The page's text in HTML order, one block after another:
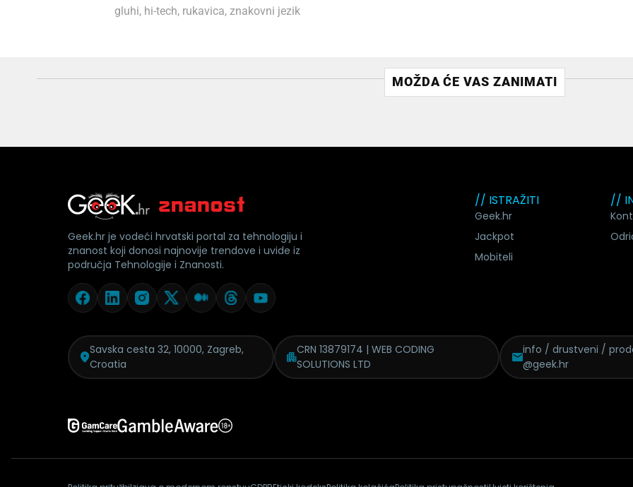
gluhi, hi-tech, rukavica, znakovni jezik
MOŽDA ĆE VAS ZANIMATI
// ISTRAŽITI
Geek.hr
Jackpot
Mobiteli
//
Geek.hr je vodeći hrvatski portal za tehnologiju i
znanost koji donosi najnovije trendove i uvide iz
područja Tehnologije i Znanosti.
Savska cesta 32, 10000, Zagreb,
Croatia
CRN 13879174 | WEB CODING
SOLUTIONS LTD
info / drustveni /
@geek.hr